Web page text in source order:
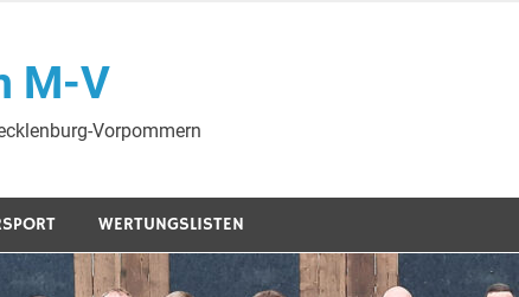
M-V
Vorpommern
WERTUNGSLISTEN